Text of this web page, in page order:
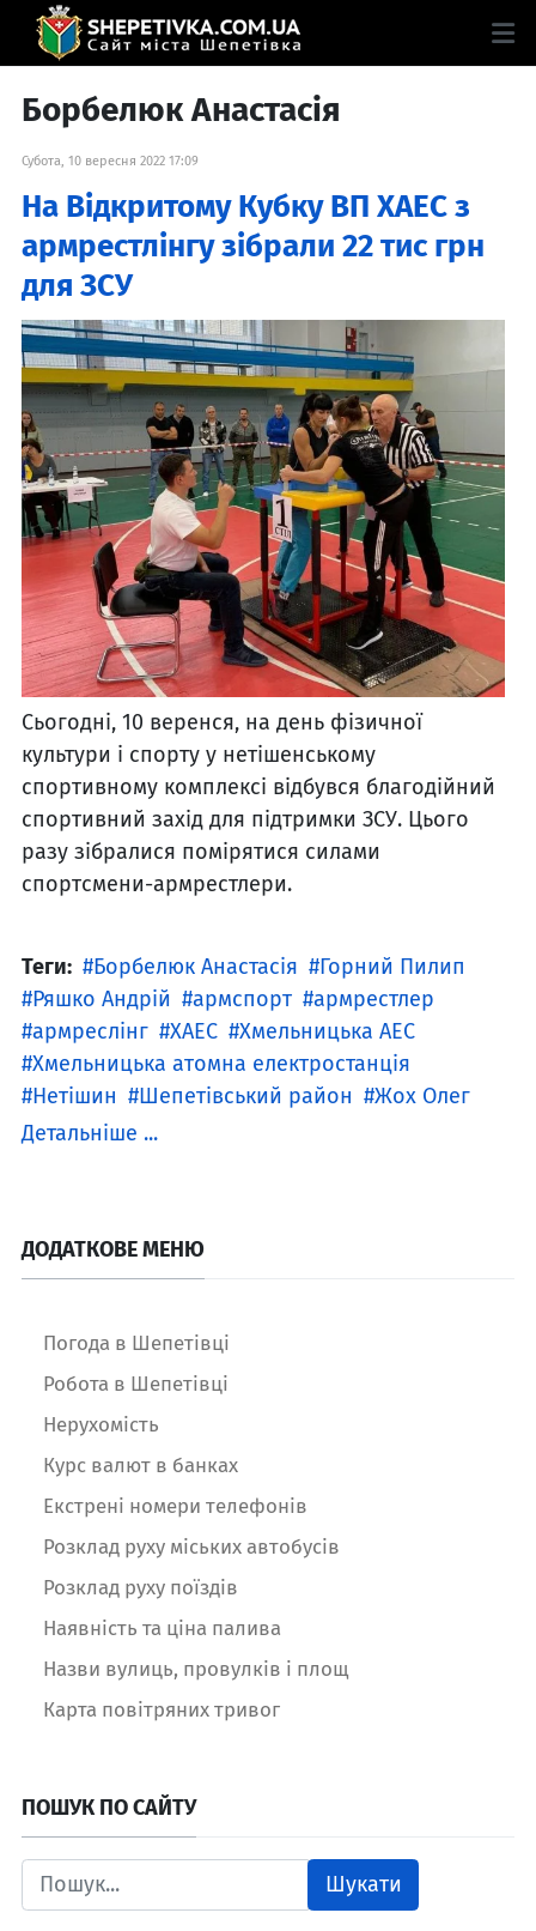
Борбелюк Анастасія
Субота, 10 вересня 2022 17:09
На Відкритому Кубку ВП ХАЕС з
армрестлінгу зібрали 22 тис грн
для ЗСУ
Сьогодні, 10 веренся, на день фізичної
культури і спорту у нетішенському
спортивному комплексі відбувся благодійний
спортивний захід для підтримки ЗСУ. Цього
разу зібралися помірятися силами
спортсмени-армрестлери.
Теги: Борбелюк Анастасія
Горний Пилип
Ряшко Андрій
армспорт
армрестлер
армреслінг
ХАЕС
Хмельницька АЕС
Хмельницька атомна електростанція
Нетішин
Шепетівський район
Жох Олег
Детальніше ...
ДОДАТКОВЕ МЕНЮ
Погода в Шепетівці
Робота в Шепетівці
Нерухомість
Курс валют в банках
Екстрені номери телефонів
Розклад руху міських автобусів
Розклад руху поїздів
Наявність та ціна палива
Назви вулиць, провулків і площ
Карта повітряних тривог
ПОШУК ПО САЙТУ
Шукати